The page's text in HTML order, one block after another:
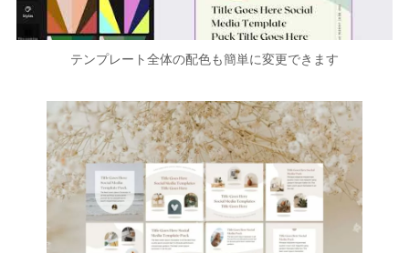
テンプレート全体の配色も簡単に変更できます